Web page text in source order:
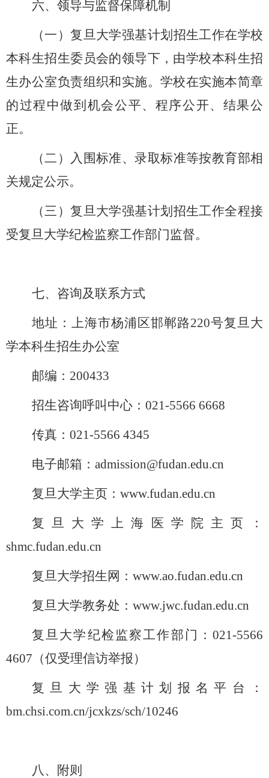
六、领导与监督保障机制
（一）复旦大学强基计划招生工作在学校
本科生招生委员会的领导下，由学校本科生招
生办公室负责组织和实施。学校在实施本简章
的过程中做到机会公平、程序公开、结果公
正。
（二）入围标准、录取标准等按教育部相
关规定公示。
（三）复旦大学强基计划招生工作全程接
受复旦大学纪检监察工作部门监督。
七、咨询及联系方式
地址：上海市杨浦区邯郸路220号复旦大
学本科生招生办公室
邮编： 200433
招生咨询呼叫中心： 021-5566 6668
传真： 021-5566 4345
电子邮箱： admission@fudan.edu.cn
复旦大学主页： www.fudan.edu.cn
复旦大学上海医学院主页：
shmc.fudan.edu.cn
复旦大学招生网： www.ao.fudan.edu.cn
复旦大学教务处： www.jwc.fudan.edu.cn
复旦大学纪检监察工作部门： 021-5566
4607 （仅受理信访举报）
复旦大学强基计划报名平台：
bm.chsi.com.cn/jcxkzs/sch/10246
八、附则